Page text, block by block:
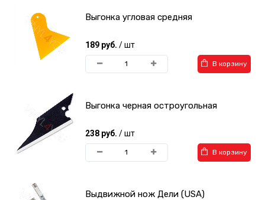
Выгонка угловая средняя
189 руб. / шт
В корзину
Выгонка черная остроугольная
238 руб. / шт
В корзину
Выдвижной нож Дели (USA)